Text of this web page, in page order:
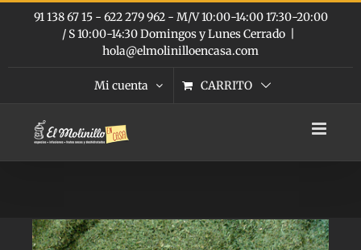
Saltar
91 138 67 15 - 622 279 962 - M/V 10:00-14:00 17:30-20:00
/ S 10:00-14:30 Domingos y Lunes Cerrado
hola@elmolinilloencasa.com
Mi cuenta CARRITO